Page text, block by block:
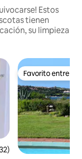
Estos
tienen
su limpieza
promedio: 5.0 de
Favorito entre
Favorito entre